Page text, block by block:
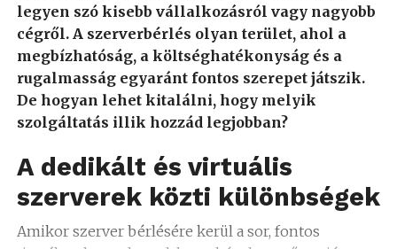
legyen szó kisebb vállalkozásról vagy nagyobb
cégről. A szerverbérlés olyan terület, ahol a
megbízhatóság, a költséghatékonyság és a
rugalmasság egyaránt fontos szerepet játszik.
De hogyan lehet kitalálni, hogy melyik
szolgáltatás illik hozzád legjobban?
A dedikált és virtuális
szerverek közti különbségek
Amikor szerver bérlésére kerül a sor, fontos